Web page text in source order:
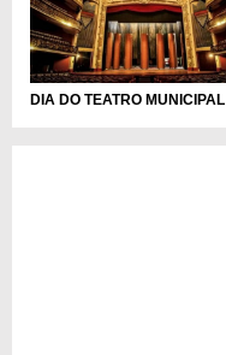
DIA DO TEATRO MUNICIPAL